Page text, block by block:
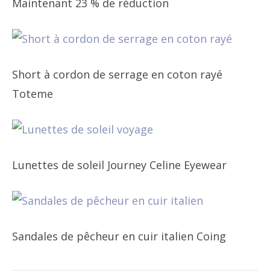
Maintenant 23 % de réduction
Short à cordon de serrage en coton rayé
Toteme
Lunettes de soleil Journey Celine Eyewear
Sandales de pêcheur en cuir italien Coing